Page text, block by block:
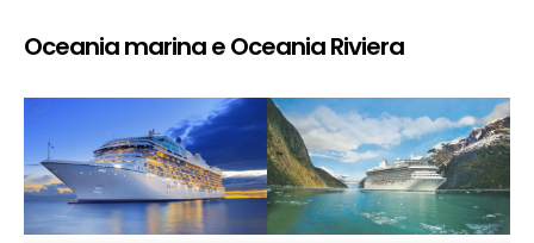
Oceania marina e Oceania Riviera